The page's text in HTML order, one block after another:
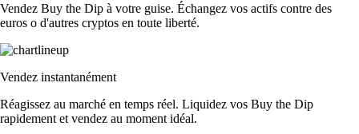
Vendez Buy the Dip à votre guise. Échangez vos actifs contre des
euros o d'autres cryptos en toute liberté.
Vendez instantanément
Réagissez au marché en temps réel. Liquidez vos Buy the Dip
rapidement et vendez au moment idéal.